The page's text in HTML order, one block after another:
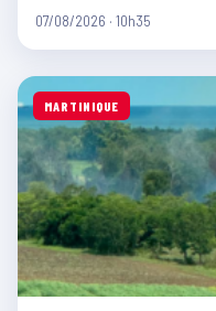
07/08/2026 · 10h35
MARTINIQUE